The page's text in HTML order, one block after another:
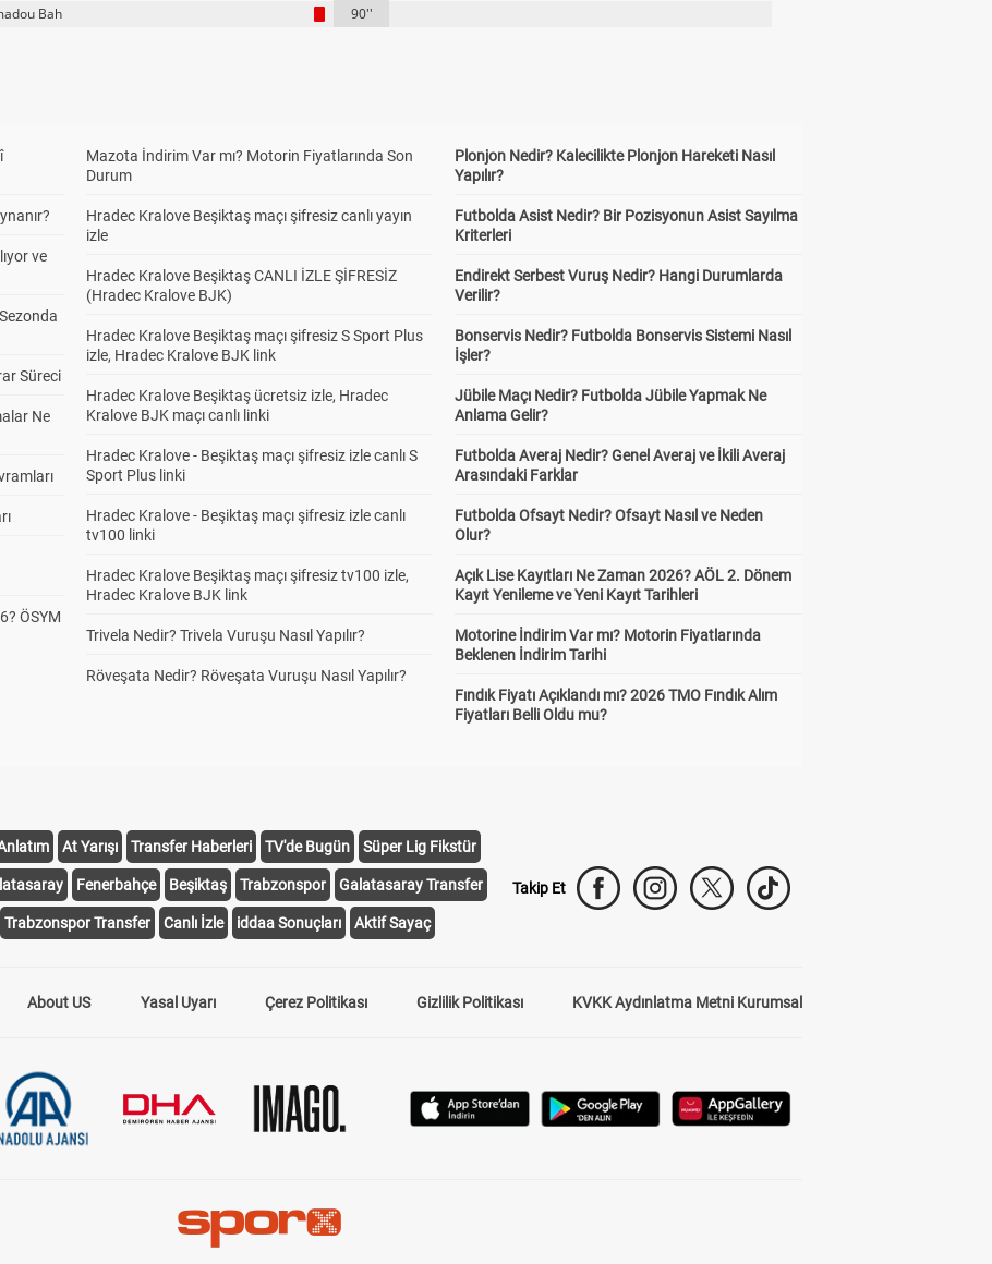
Bah
90''
ve
Süreci
Ne
ÖSYM
Mazota İndirim Var mı? Motorin Fiyatlarında Son
Durum
Hradec Kralove Beşiktaş maçı şifresiz canlı yayın
izle
Hradec Kralove Beşiktaş CANLI İZLE ŞİFRESİZ
(Hradec Kralove BJK)
Hradec Kralove Beşiktaş maçı şifresiz S Sport Plus
izle, Hradec Kralove BJK link
Hradec Kralove Beşiktaş ücretsiz izle, Hradec
Kralove BJK maçı canlı linki
Hradec Kralove - Beşiktaş maçı şifresiz izle canlı S
Sport Plus linki
Hradec Kralove - Beşiktaş maçı şifresiz izle canlı
tv100 linki
Hradec Kralove Beşiktaş maçı şifresiz tv100 izle,
Hradec Kralove BJK link
Trivela Nedir? Trivela Vuruşu Nasıl Yapılır?
Röveşata Nedir? Röveşata Vuruşu Nasıl Yapılır?
Plonjon Nedir? Kalecilikte Plonjon Hareketi Nasıl
Yapılır?
Futbolda Asist Nedir? Bir Pozisyonun Asist Sayılma
Kriterleri
Endirekt Serbest Vuruş Nedir? Hangi Durumlarda
Verilir?
Bonservis Nedir? Futbolda Bonservis Sistemi Nasıl
İşler?
Jübile Maçı Nedir? Futbolda Jübile Yapmak Ne
Anlama Gelir?
Futbolda Averaj Nedir? Genel Averaj ve İkili Averaj
Arasındaki Farklar
Futbolda Ofsayt Nedir? Ofsayt Nasıl ve Neden
Olur?
Açık Lise Kayıtları Ne Zaman 2026? AÖL 2. Dönem
Kayıt Yenileme ve Yeni Kayıt Tarihleri
Motorine İndirim Var mı? Motorin Fiyatlarında
Beklenen İndirim Tarihi
Fındık Fiyatı Açıklandı mı? 2026 TMO Fındık Alım
Fiyatları Belli Oldu mu?
At Yarışı Transfer Haberleri TV'de Bugün Süper Lig Fikstür
Fenerbahçe Beşiktaş Trabzonspor Galatasaray Transfer
Trabzonspor Transfer Canlı İzle iddaa Sonuçları Aktif Sayaç
Takip Et
About US Yasal Uyarı Çerez Politikası Gizlilik Politikası KVKK Aydınlatma Metni Kurumsal